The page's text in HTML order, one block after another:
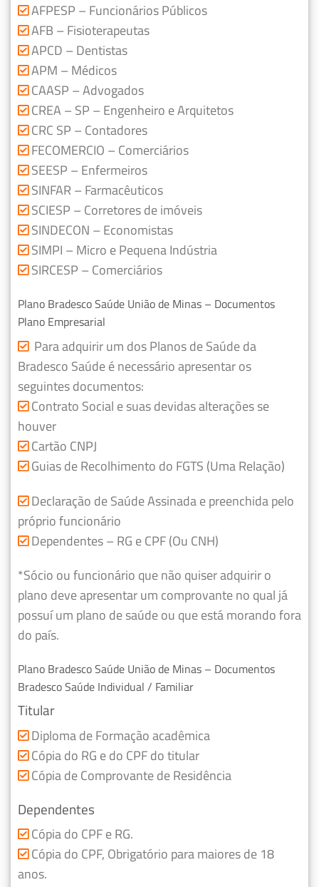
AFPESP – Funcionários Públicos
AFB – Fisioterapeutas
APCD – Dentistas
APM – Médicos
CAASP – Advogados
CREA – SP – Engenheiro e Arquitetos
CRC SP – Contadores
FECOMERCIO – Comerciários
SEESP – Enfermeiros
SINFAR – Farmacêuticos
SCIESP – Corretores de imóveis
SINDECON – Economistas
SIMPI – Micro e Pequena Indústria
SIRCESP – Comerciários
Plano Bradesco Saúde União de Minas – Documentos
Plano Empresarial
Para adquirir um dos Planos de Saúde da
Bradesco Saúde é necessário apresentar os
seguintes documentos:
Contrato Social e suas devidas alterações se
houver
Cartão CNPJ
Guias de Recolhimento do FGTS (Uma Relação)
Declaração de Saúde Assinada e preenchida pelo
próprio funcionário
Dependentes – RG e CPF (Ou CNH)
*Sócio ou funcionário que não quiser adquirir o
plano deve apresentar um comprovante no qual já
possuí um plano de saúde ou que está morando fora
do país.
Plano Bradesco Saúde União de Minas – Documentos
Bradesco Saúde Individual / Familiar
Titular
Diploma de Formação acadêmica
Cópia do RG e do CPF do titular
Cópia de Comprovante de Residência
Dependentes
Cópia do CPF e RG.
Cópia do CPF, Obrigatório para maiores de 18
anos.